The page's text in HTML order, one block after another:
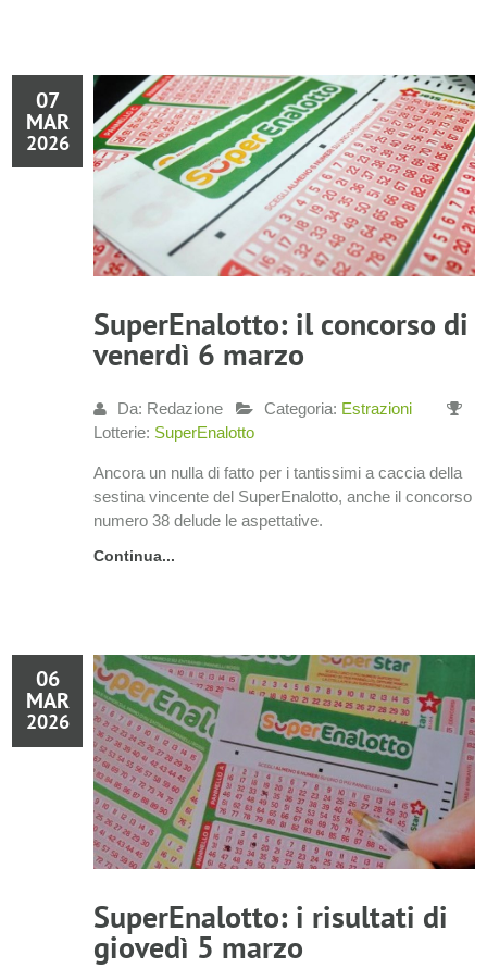
07
MAR
2026
SuperEnalotto: il concorso di
venerdì 6 marzo
Da: Redazione Categoria: Estrazioni
Lotterie: SuperEnalotto
Ancora un nulla di fatto per i tantissimi a caccia della
sestina vincente del SuperEnalotto, anche il concorso
numero 38 delude le aspettative.
Continua...
06
MAR
2026
SuperEnalotto: i risultati di
giovedì 5 marzo